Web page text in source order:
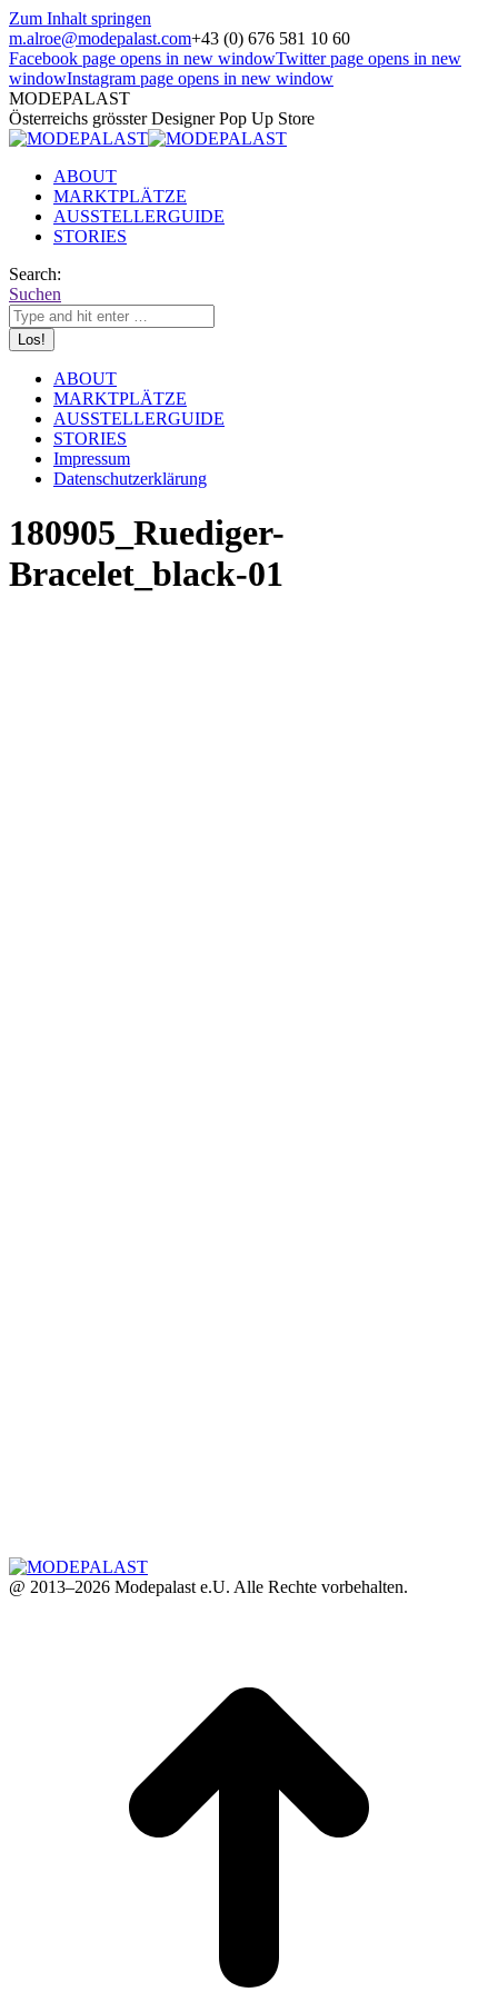
Zum Inhalt springen
m.alroe@modepalast.com+43 (0) 676 581 10 60
Facebook page opens in new windowTwitter page opens in new
windowInstagram page opens in new window
MODEPALAST
Österreichs grösster Designer Pop Up Store
ABOUT
MARKTPLÄTZE
AUSSTELLERGUIDE
STORIES
Search:
Suchen
ABOUT
MARKTPLÄTZE
AUSSTELLERGUIDE
STORIES
Impressum
Datenschutzerklärung
180905_Ruediger-
Bracelet_black-01
@ 2013–2026 Modepalast e.U. Alle Rechte vorbehalten.